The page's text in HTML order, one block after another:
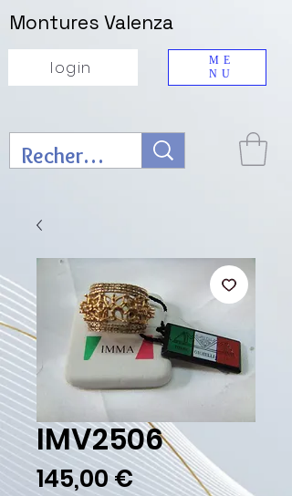
ME
NU
Montures Valenza
login
IMV2506
145,00 €Prix